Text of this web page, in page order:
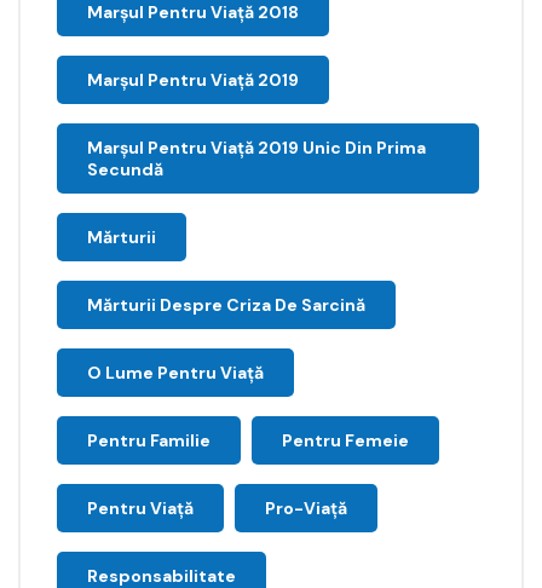
Marșul Pentru Viață 2018
Marșul Pentru Viață 2019
Marșul Pentru Viață 2019 Unic Din Prima
Secundă
Mărturii
Mărturii Despre Criza De Sarcină
O Lume Pentru Viață
Pentru Familie Pentru Femeie
Pentru Viață Pro-Viață
Responsabilitate